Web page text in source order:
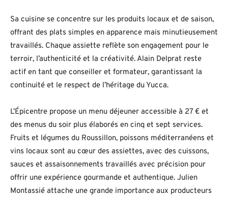
Sa cuisine se concentre sur les produits locaux et de saison,
offrant des plats simples en apparence mais minutieusement
travaillés. Chaque assiette reflète son engagement pour le
terroir, l’authenticité et la créativité. Alain Delprat reste
actif en tant que conseiller et formateur, garantissant la
continuité et le respect de l’héritage du Yucca.
L’Épicentre propose un menu déjeuner accessible à 27 € et
des menus du soir plus élaborés en cinq et sept services.
Fruits et légumes du Roussillon, poissons méditerranéens et
vins locaux sont au cœur des assiettes, avec des cuissons,
sauces et assaisonnements travaillés avec précision pour
offrir une expérience gourmande et authentique. Julien
Montassié attache une grande importance aux producteurs